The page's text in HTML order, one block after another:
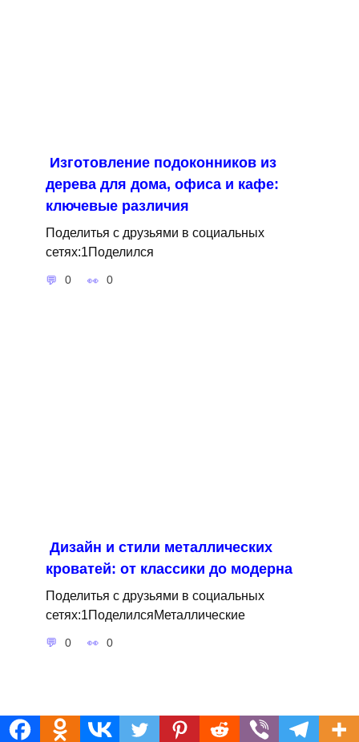
Изготовление подоконников из
дерева для дома, офиса и кафе:
ключевые различия
Поделитья с друзьями в социальных
сетях:1Поделился
0 0
Дизайн и стили металлических
кроватей: от классики до модерна
Поделитья с друзьями в социальных
сетях:1ПоделилсяМеталлические
0 0